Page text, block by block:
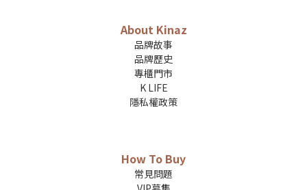
About Kinaz
品牌故事
品牌歷史
專櫃門市
K LIFE
隱私權政策
How To Buy
常見問題